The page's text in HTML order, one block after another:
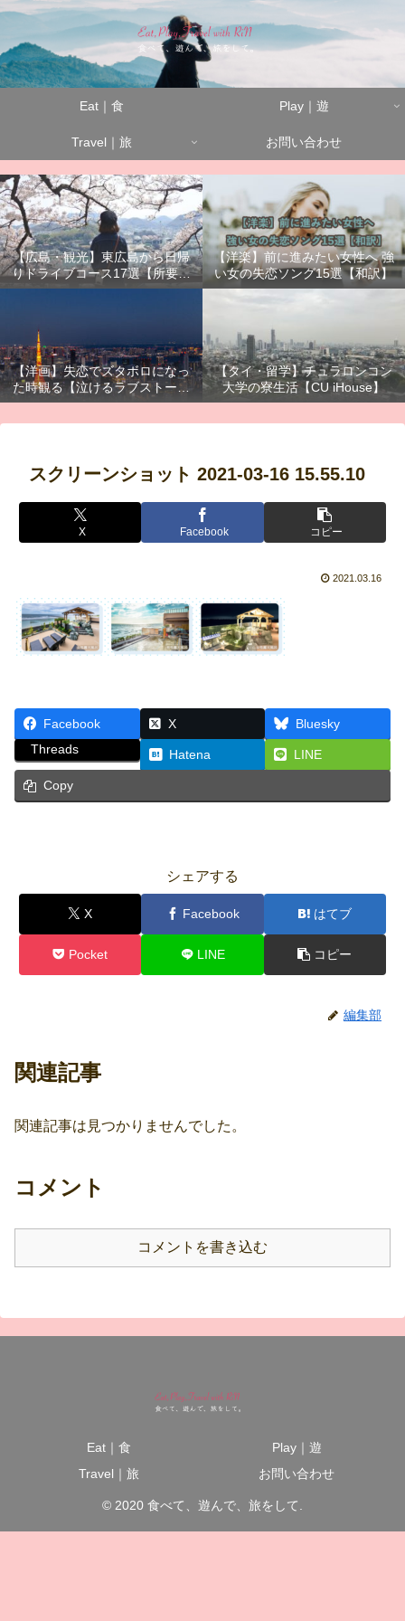
Eat｜食 Play｜遊
Travel｜旅 お問い合わせ
【広島・観光】東広島から日帰
りドライブコース17選【所要時
間別】
【洋楽】前に進みたい女性へ 強
い女の失恋ソング15選【和訳】
【洋画】失恋でズタボロになっ
た時観る【泣けるラブストーリ
ーまとめ】
【タイ・留学】チュラロンコン
大学の寮生活【CU iHouse】
スクリーンショット 2021-03-16 15.55.10
X Facebook コピー
2021.03.16
Facebook X
Bluesky
Threads
Hatena LINE
Copy
シェアする
X Facebook はてブ
Pocket LINE コピー
編集部
関連記事
関連記事は見つかりませんでした。
コメント
コメントを書き込む
Eat｜食
Play｜遊
Travel｜旅
お問い合わせ
© 2020 食べて、遊んで、旅をして.